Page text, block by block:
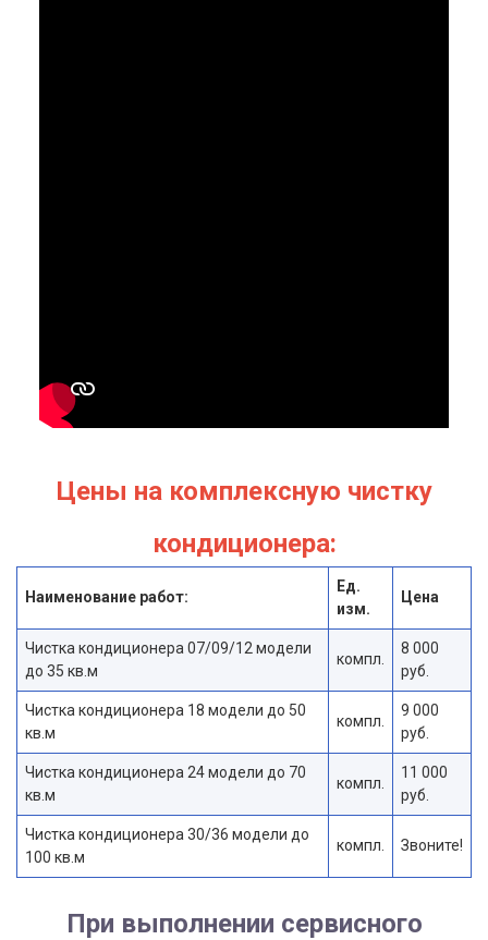
Цены на комплексную чистку
кондиционера:
Наименование работ:
Ед.
изм.
Цена
Чистка кондиционера 07/09/12 модели
до 35 кв.м
компл.
8 000
руб.
Чистка кондиционера 18 модели до 50
кв.м
компл.
9 000
руб.
Чистка кондиционера 24 модели до 70
кв.м
компл.
11 000
руб.
Чистка кондиционера 30/36 модели до
100 кв.м
компл. Звоните!
При выполнении сервисного